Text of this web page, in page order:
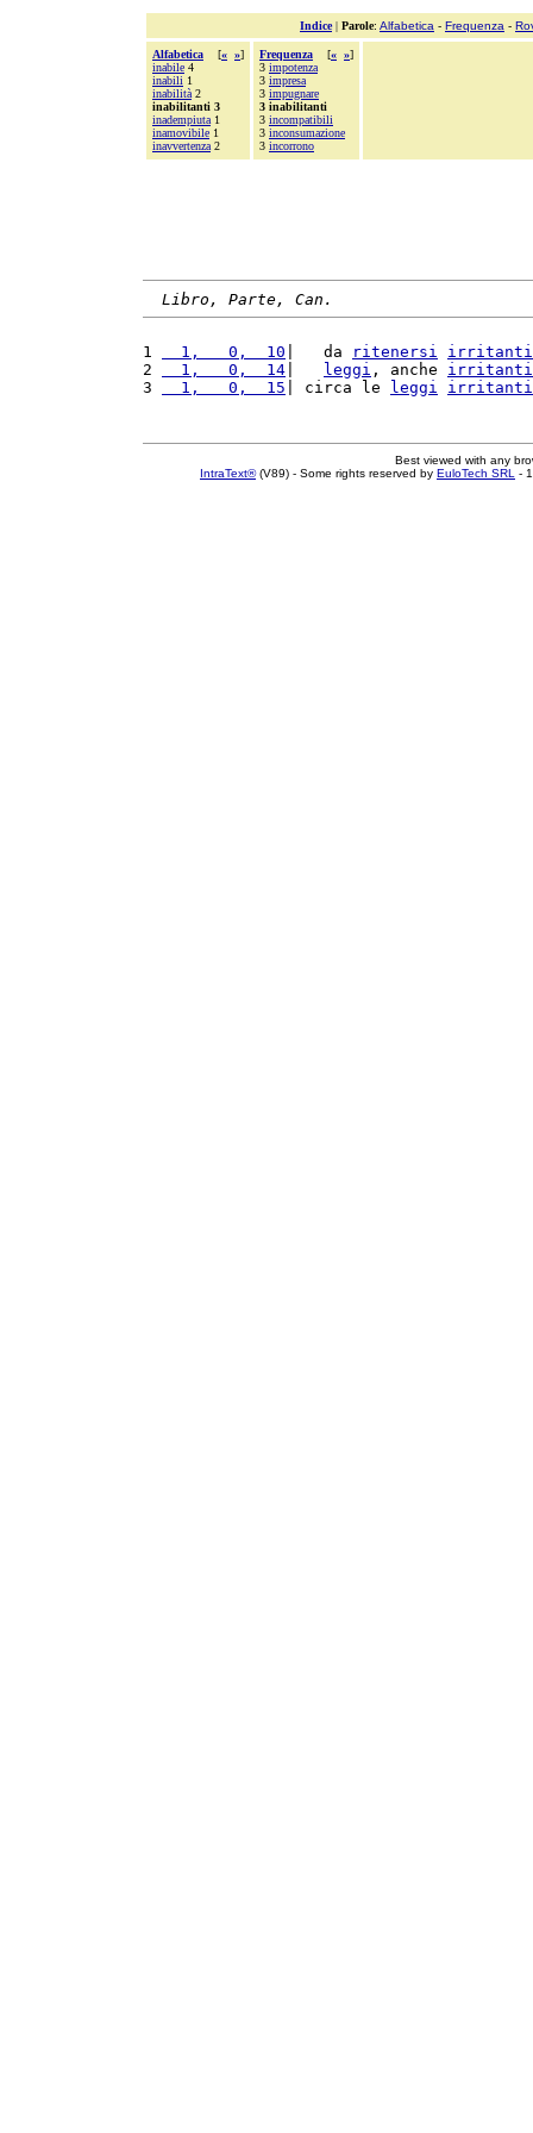
Indice| Parole: Alfabetica - Frequenza -
Alfabetica [« »]
inabile 4
inabili 1
inabilità 2
inabilitanti 3
inadempiuta 1
inamovibile 1
inavvertenza 2
Frequenza [« »]
3 impotenza
3 impresa
3 impugnare
3 inabilitanti
3 incompatibili
3 inconsumazione
3 incorrono
Libro, Parte, Can.
1
  1,   0,  10
|   da ritenersi
irritanti
2
  1,   0,  14
leggi , anche irritanti
3
  1,   0,  15
| circa le leggi irritanti
Best viewed with any
IntraText®(V89) - Some rights reserved by EuloTech SRL -